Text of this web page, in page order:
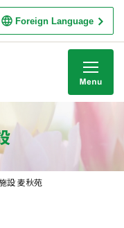
Foreign Language
設 麦秋苑